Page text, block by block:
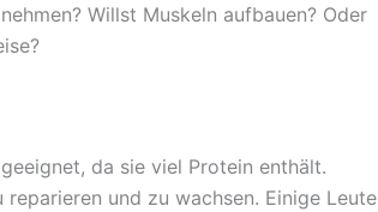
Willst Muskeln aufbauen? Oder
da sie viel Protein enthält.
und zu wachsen. Einige Leute